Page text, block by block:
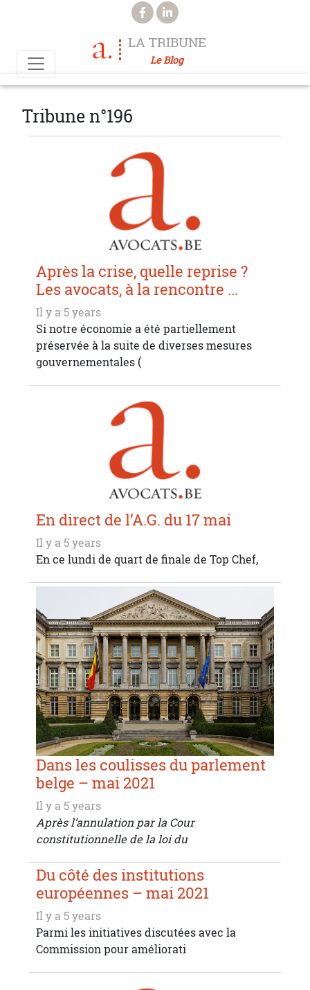
Aller au contenu principal
LA TRIBUNE
Le Blog
Tribune n°196
Après la crise, quelle reprise ?
Les avocats, à la rencontre ...
Il y a 5 years
Si notre économie a été partiellement
préservée à la suite de diverses mesures
gouvernementales (
En direct de l’A.G. du 17 mai
Il y a 5 years
En ce lundi de quart de finale de Top Chef,
Dans les coulisses du parlement
belge – mai 2021
Il y a 5 years
Après l’annulation par la Cour
constitutionnelle de la loi du
Du côté des institutions
européennes – mai 2021
Il y a 5 years
Parmi les initiatives discutées avec la
Commission pour améliorati